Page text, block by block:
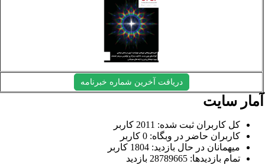
دریافت آخرین شماره خبرنامه
سایت
کل کاربران ثبت شده: 2011 کاربر
کاربران حاضر در وبگاه: 0 کاربر
میهمانان در حال بازدید: 1804 کاربر
تمام بازدید‌ها: 28789665 بازدید